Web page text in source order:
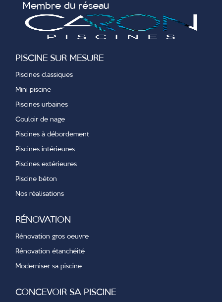
Membre du réseau
PISCINE SUR MESURE
Piscines classiques
Mini piscine
Piscines urbaines
Couloir de nage
Piscines à débordement
Piscines intérieures
Piscines extérieures
Piscine béton
Nos réalisations
RÉNOVATION
Rénovation gros oeuvre
Rénovation étanchéité
Moderniser sa piscine
CONCEVOIR SA PISCINE